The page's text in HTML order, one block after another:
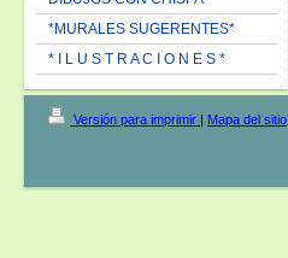
*MURALES SUGERENTES*
* I L U S T R A C I O N E S *
Versión para imprimir | Mapa del sitio